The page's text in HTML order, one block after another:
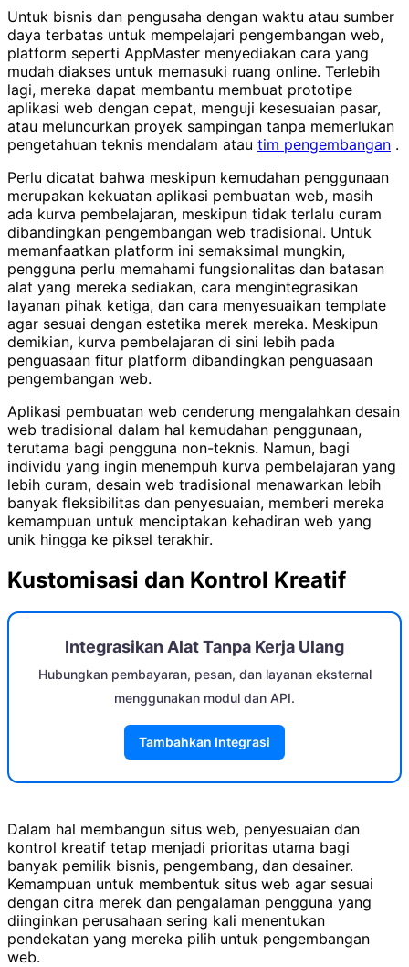
Untuk bisnis dan pengusaha dengan waktu atau sumber
daya terbatas untuk mempelajari pengembangan web,
platform seperti AppMaster menyediakan cara yang
mudah diakses untuk memasuki ruang online. Terlebih
lagi, mereka dapat membantu membuat prototipe
aplikasi web dengan cepat, menguji kesesuaian pasar,
atau meluncurkan proyek sampingan tanpa memerlukan
pengetahuan teknis mendalam atau tim pengembangan .
Perlu dicatat bahwa meskipun kemudahan penggunaan
merupakan kekuatan aplikasi pembuatan web, masih
ada kurva pembelajaran, meskipun tidak terlalu curam
dibandingkan pengembangan web tradisional. Untuk
memanfaatkan platform ini semaksimal mungkin,
pengguna perlu memahami fungsionalitas dan batasan
alat yang mereka sediakan, cara mengintegrasikan
layanan pihak ketiga, dan cara menyesuaikan template
agar sesuai dengan estetika merek mereka. Meskipun
demikian, kurva pembelajaran di sini lebih pada
penguasaan fitur platform dibandingkan penguasaan
pengembangan web.
Aplikasi pembuatan web cenderung mengalahkan desain
web tradisional dalam hal kemudahan penggunaan,
terutama bagi pengguna non-teknis. Namun, bagi
individu yang ingin menempuh kurva pembelajaran yang
lebih curam, desain web tradisional menawarkan lebih
banyak fleksibilitas dan penyesuaian, memberi mereka
kemampuan untuk menciptakan kehadiran web yang
unik hingga ke piksel terakhir.
Kustomisasi dan Kontrol Kreatif
Integrasikan Alat Tanpa Kerja Ulang
Hubungkan pembayaran, pesan, dan layanan eksternal
menggunakan modul dan API.
Tambahkan Integrasi
Dalam hal membangun situs web, penyesuaian dan
kontrol kreatif tetap menjadi prioritas utama bagi
banyak pemilik bisnis, pengembang, dan desainer.
Kemampuan untuk membentuk situs web agar sesuai
dengan citra merek dan pengalaman pengguna yang
diinginkan perusahaan sering kali menentukan
pendekatan yang mereka pilih untuk pengembangan
web.